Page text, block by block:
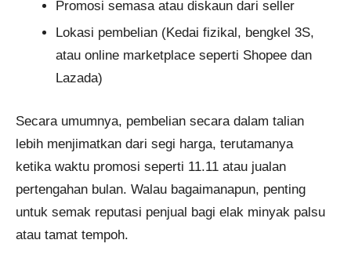
Promosi semasa atau diskaun dari seller
Lokasi pembelian (Kedai fizikal, bengkel 3S,
atau online marketplace seperti Shopee dan
Lazada)
Secara umumnya, pembelian secara dalam talian
lebih menjimatkan dari segi harga, terutamanya
ketika waktu promosi seperti 11.11 atau jualan
pertengahan bulan. Walau bagaimanapun, penting
untuk semak reputasi penjual bagi elak minyak palsu
atau tamat tempoh.